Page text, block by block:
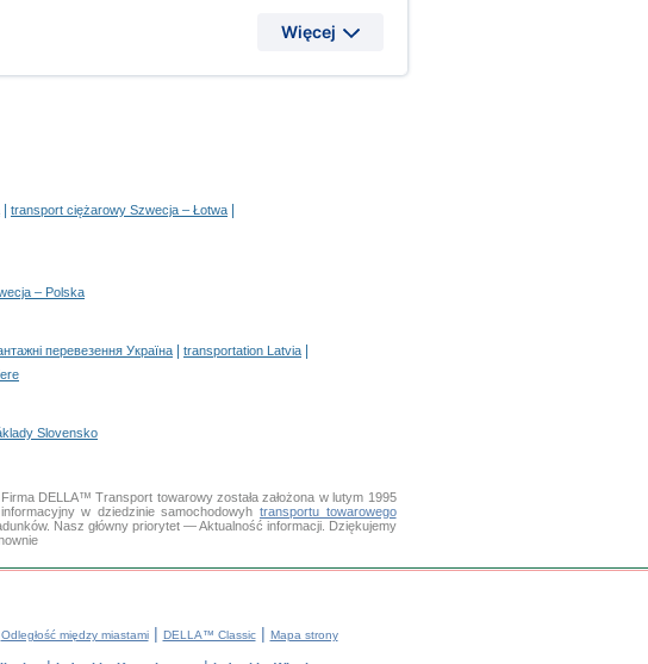
Więcej
transport ciężarowy Szwecja – Łotwa
– Polska
перевезення Україна transportation Latvia
Slovensko
DELLA™ Transport towarowy została założona w lutym 1995
w dziedzinie samochodowyh transportu towarowego
Nasz główny priorytet — Aktualność informacji. Dziękujemy
Odległość między miastami| DELLA™ Classic| Mapa strony